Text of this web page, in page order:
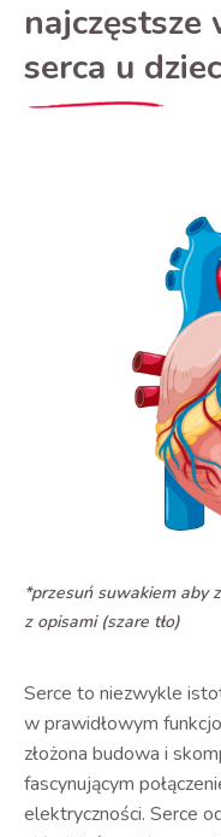
serca u
*przesuń suwakiem aby
z opisami (szare tło)
Serce to niezwykle
w prawidłowym
złożona budowa i
fascynującym
elektryczności. Serce